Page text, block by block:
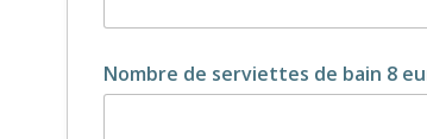
Nombre de serviettes de bain 8